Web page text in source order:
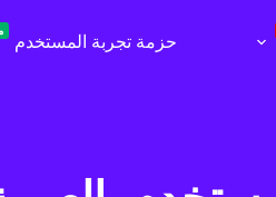
حزمة تجربة المستخدم